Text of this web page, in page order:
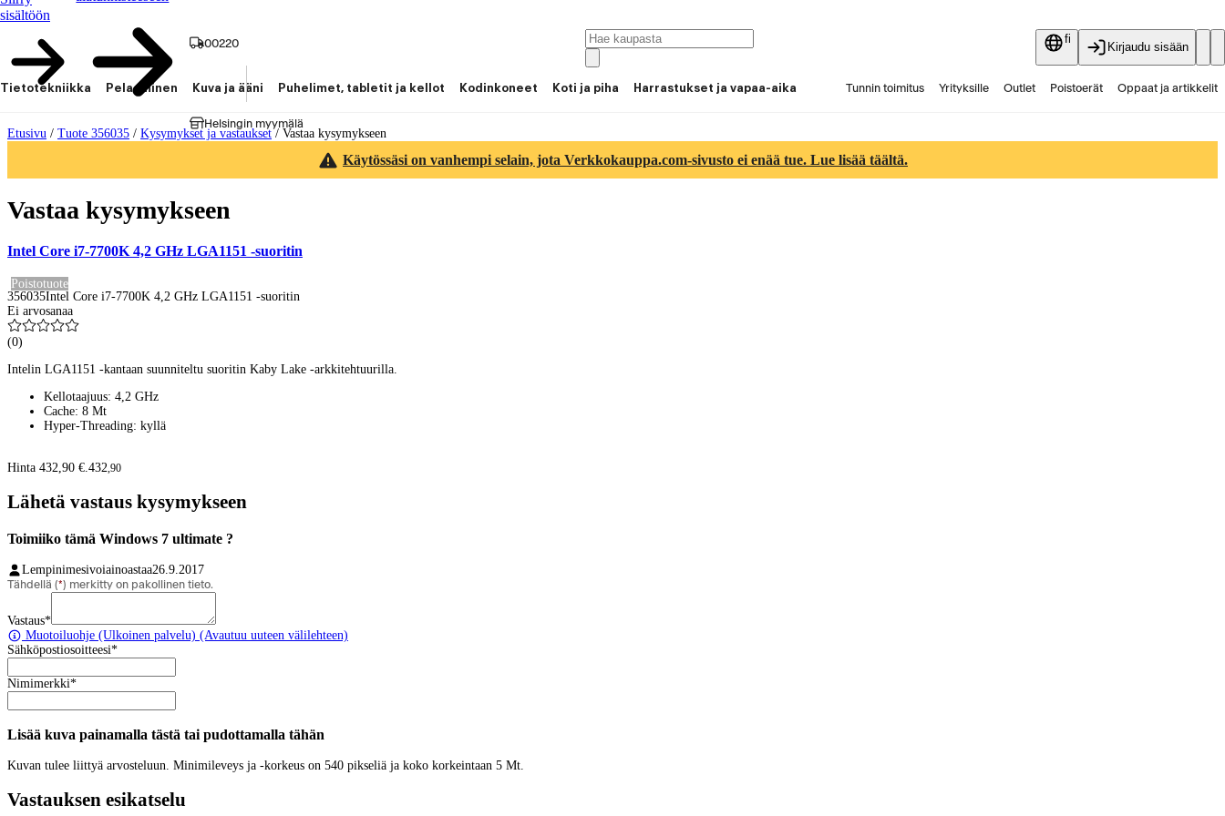
sisältöön
00220
Helsingin myymälä
fi
Kirjaudu sisään
Tietotekniikka Pelaaminen Kuva ja ääni Puhelimet, tabletit ja kellot Kodinkoneet Koti ja piha Harrastukset ja vapaa-aika Tunnin toimitus Yrityksille Outlet Poistoerät Oppaat ja artikkelit
Etusivu / Tuote 356035 / Kysymykset ja vastaukset/ Vastaa kysymykseen
Käytössäsi on vanhempi selain, jota Verkkokauppa.com-sivusto ei enää tue. Lue lisää täältä.
Vastaa kysymykseen
Intel Core i7-7700K 4,2 GHz LGA1151 -suoritin
Poistotuote
356035Intel Core i7-7700K 4,2 GHz LGA1151 -suoritin
Ei arvosanaa
(0)
Intelin LGA1151 -kantaan suunniteltu suoritin Kaby Lake -arkkitehtuurilla.
Kellotaajuus: 4,2 GHz
Cache: 8 Mt
Hyper-Threading: kyllä
Hinta 432,90 €.432,90
Lähetä vastaus kysymykseen
Toimiiko tämä Windows 7 ultimate ?
Lempinimesivoiainoastaa26.9.2017
Tähdellä (*) merkitty on pakollinen tieto.
Vastaus*
Muotoiluohje (Ulkoinen palvelu) (Avautuu uuteen välilehteen)
Sähköpostiosoitteesi*
Nimimerkki*
Lisää kuva painamalla tästä tai pudottamalla tähän
Kuvan tulee liittyä arvosteluun. Minimileveys ja -korkeus on 540 pikseliä ja koko korkeintaan 5 Mt.
Vastauksen esikatselu